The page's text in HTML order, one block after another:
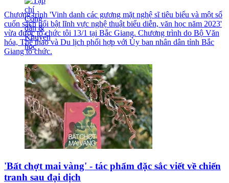
Chương trình 'Vinh danh các gương mặt nghệ sĩ tiêu biểu và một số
cuốn sách nổi bật lĩnh vực nghệ thuật biểu diễn, văn học năm 2023'
vừa được tổ chức tôi 13/1 tại Bắc Giang. Chương trình do Bộ Văn
hóa, Thể thao và Du lịch phối hợp với Ủy ban nhân dân tỉnh Bắc
Giang tổ chức.
'Bất chợt mai vàng' - tác phẩm đặc sắc viết về chiến
tranh sau đại dịch